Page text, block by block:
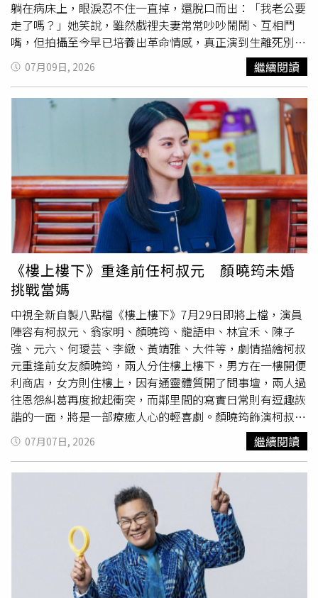
回原告的所有索賠請求，訴訟費用由家長負擔。全案仍可上
訴。
聽見他在人生不同階段中，對愛、時間與自我的重新理解。
哈林庾澄慶推出新單曲〈愛人啊〉。（圖／福茂唱片提供）
躺在病床上，眼淚忍不住一直掉，還脫口而出：「我老公要
走了嗎？」她笑說，雖然戲裡夫妻常常吵吵鬧鬧、互相鬥
嘴，但拍攝至今早已培養出革命情感，真正演到生離死別
時，心裡還是充滿不捨。最新劇情中，幕後黑手佩芬（張倩
飾）決定痛下殺手，在俊龍駕駛的車輛動手腳，破壞煞車並
裝設炸彈。危急時刻，俊龍騙定遠與超凡（劉書宏飾）先跳
車逃生，自己獨留車內，最終車輛爆炸、身受重傷。彌留之
際，他終於與定遠完成遲來的父子相認，並含淚將託付遺
願，以生命守護家人的催淚劇情令人鼻酸。德馨表示，「我
們這對夫妻一路走來有很多搞笑，也有很多互相扶持的時
刻，所以拍到這一段真的很有感。」她坦言，看到黃玉榮犧
牲自己救家人的劇情，內心十分感動，希望觀眾也能感受到
俊龍最後守護家人的心意。究竟俊龍能否挺過鬼門關？映真
的死因真相是否即將曝光？佩芬犯下的一連串罪行又是否會
受到制裁？《百味人生》接下來的發展，將迎來最高潮的生
死對決。德馨演離別戲崩潰。（圖／三立）而德馨近日順利
完成碩士學位，歷時五年終於完成論文口試。她透露，論文
以台灣民間信仰為研究主題，光是田野調查就耗時一年以
上，不僅每個月固定南下宮廟訪查，還要逐字整理訪談內
容、分析比較不同宮廟的信仰脈絡，龐大的研究工程讓她直
呼：「真的很瘋！」德馨表示，自己一邊拍攝八點檔、一邊
攻讀在職專班，三年修滿36個學分，之後再花兩年專心完成
論文，期間經常拍完戲立刻趕去上課，或是下課後又回劇組
拍夜戲，生活幾乎都在劇組與校園之間奔波。她笑說，口試
當天甚至只剩10分鐘能準備，「真的一路都在趕。」她透
露，論文獲得指導教授高度肯定，認為內容相當具有研究價
值，甚至建議進一步整理出版專書，也鼓勵她繼續攻讀博士
班。德馨坦言，原本沒有繼續升學的打算，但在老師不斷鼓
勵下，自己也開始有些心動，「本來沒有想讀博士，可是一
直被老師說『妳可以』，現在真的有點被說服了。」談到這
五年的求學歷程，德馨笑說自己其實不是特別愛讀書的人，
當初開始寫論文時AI工具尚未普及，大量文獻都必須一本一
本翻閱、整理與比對，每一則引用資料都親自查找，「那時
候真的常想，我到底為什麼要這樣折磨自己。」如今順利完
成論文，她坦言終於鬆了一口氣。德馨表示，因為深入研究
07月09日, 2026 繼續閱讀
《樓上樓下》重逢前任柯叔元 顏曉筠未婚
挑戰當媽
中視全新自製八點檔《樓上樓下》7月29日即將上檔，演員
陣容有柯叔元、翁家明、顏曉筠、龍語申、林宜禾、陳子
強、元六、何璦芸、李緻、黃靖雅、大件等，劇情描繪柯叔
元重逢前女友顏曉筠，兩人分住樓上樓下，男方在一樓開便
利商店，女方則住樓上，因有通靈體質開了問事壇，兩人過
往恩怨糾葛再度掀起衝突，而鄰里間的寫實日常則有逗趣詼
諧的一面，將是一部療癒人心的輕喜劇。顏曉筠飾演柯叔元
的前女友「夏如馨」，演出前她反覆咀嚼角色的心境變化，
「在經過深愛的人誤會和承受痛苦後，雖然毅然決然地躲起
小鹿躺在偌大的森林裡，痛苦時身旁伴隨著美麗的花草支撐
著她的精神。」而顏曉筠認為這個角色跟她本人也有著相似
之處，「容易因為過度友善被他人誤以為可以被針對，甚至
是毫無底線的欺負。」至於被問到是否會跟「夏如馨」一
樣，接受和舊情人住樓上樓下，顏曉筠沒有正面回應，「應
該說會尊重他人的選擇，因為未來對方的一切已和我毫不相
關。」這次飾演的角色具有通靈體質，會幫人算命，現實生
07月07日, 2026 繼續閱讀